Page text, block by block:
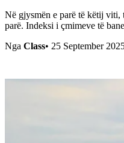
Në gjysmën e parë të këtij viti,
parë. Indeksi i çmimeve të
Nga Class• 25 September